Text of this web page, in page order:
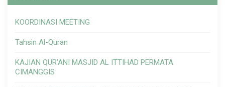
KOORDINASI MEETING
Tahsin Al-Quran
KAJIAN QUR’ANI MASJID AL ITTIHAD PERMATA
CIMANGGIS